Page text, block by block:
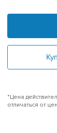
*Цена
отличаться от